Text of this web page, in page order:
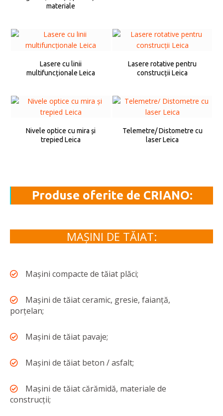
materiale
Lasere cu linii
multifuncționale Leica
Lasere rotative pentru
construcții Leica
Nivele optice cu mira și
trepied Leica
Telemetre/ Distometre cu
laser Leica
Produse oferite de CRIANO:
MAȘINI DE TĂIAT:
Mașini compacte de tăiat plăci;
Mașini de tăiat ceramic, gresie, faianță,
porțelan;
Mașini de tăiat pavaje;
Mașini de tăiat beton / asfalt;
Mașini de tăiat cărămidă, materiale de
construcții;